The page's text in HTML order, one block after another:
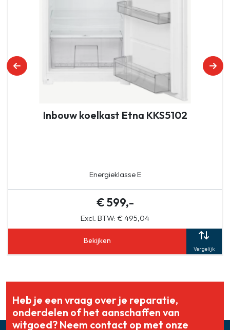
Inbouw koelkast Etna KKS5102
Energieklasse E
€ 599,-
Excl. BTW: € 495,04
Bekijken
Vergelijk
Heb je een vraag over je reparatie,
onderdelen of het aanschaffen van
witgoed? Neem contact op met onze